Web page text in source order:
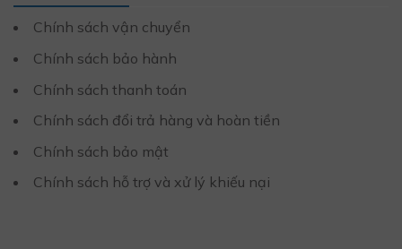
Chính sách vận chuyển
Chính sách bảo hành
Chính sách thanh toán
Chính sách đổi trả hàng và hoàn tiền
Chính sách bảo mật
Chính sách hỗ trợ và xử lý khiếu nại